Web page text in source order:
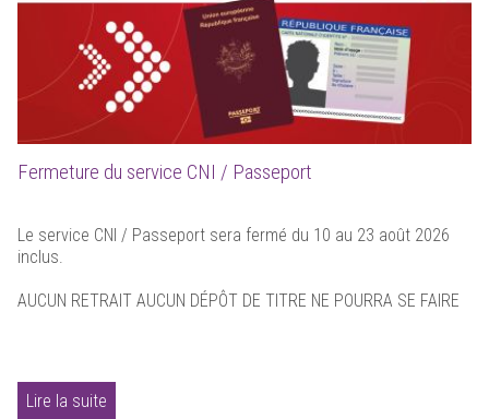
Fermeture du service CNI / Passeport
Le service CNI / Passeport sera fermé du 10 au 23 août 2026
inclus.
AUCUN RETRAIT AUCUN DÉPÔT DE TITRE NE POURRA SE FAIRE
Lire la suite